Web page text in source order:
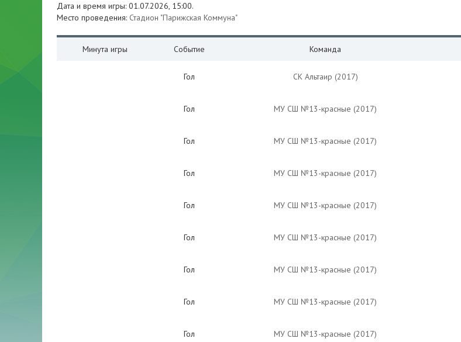
Дата и время игры: 01.07.2026, 15:00.
Место проведения: Стадион "Парижская Коммуна"
Минута игры Событие Команда
Гол СК Альтаир (2017)
Гол МУ СШ №13-красные (2017)
Гол МУ СШ №13-красные (2017)
Гол МУ СШ №13-красные (2017)
Гол МУ СШ №13-красные (2017)
Гол МУ СШ №13-красные (2017)
Гол МУ СШ №13-красные (2017)
Гол МУ СШ №13-красные (2017)
Гол МУ СШ №13-красные (2017)